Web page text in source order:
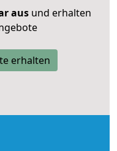
ausund erhalten
erhalten